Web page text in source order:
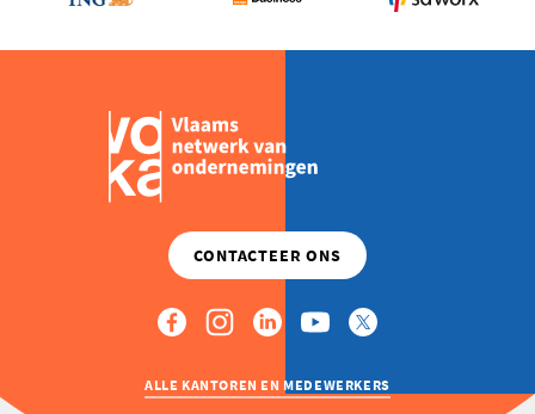
ALLE KANTOREN EN MEDEWERKERS